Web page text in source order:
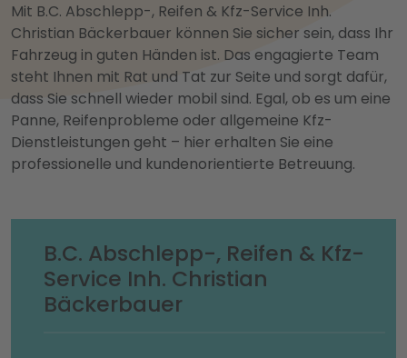
Mit B.C. Abschlepp-, Reifen & Kfz-Service Inh.
Christian Bäckerbauer können Sie sicher sein, dass Ihr
Fahrzeug in guten Händen ist. Das engagierte Team
steht Ihnen mit Rat und Tat zur Seite und sorgt dafür,
dass Sie schnell wieder mobil sind. Egal, ob es um eine
Panne, Reifenprobleme oder allgemeine Kfz-
Dienstleistungen geht – hier erhalten Sie eine
professionelle und kundenorientierte Betreuung.
B.C. Abschlepp-, Reifen & Kfz-
Service Inh. Christian
Bäckerbauer